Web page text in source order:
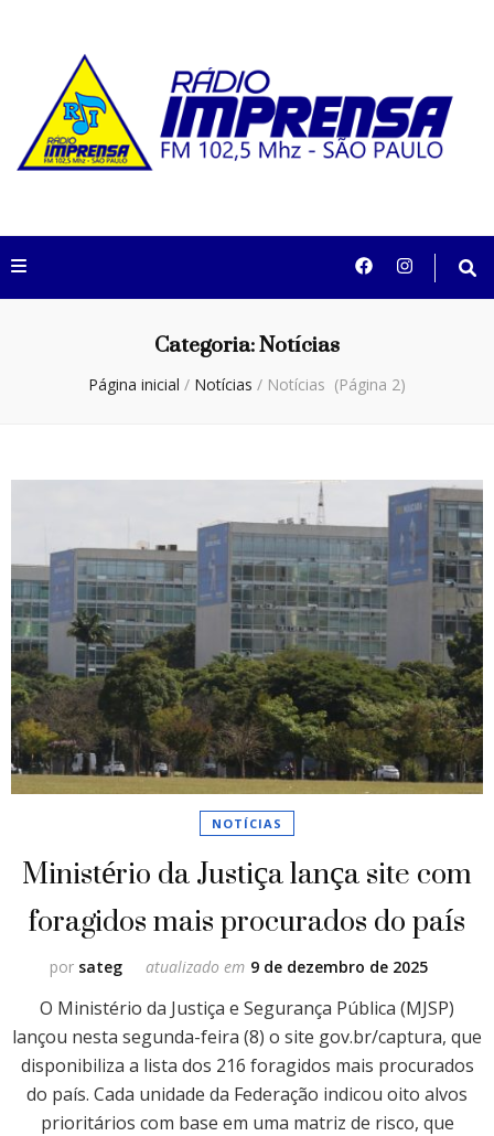
Rádio Imprensa
102,5 São Paulo
Categoria:Notícias
Página inicial / Notícias / Notícias (Página 2)
NOTÍCIAS
Ministério da Justiça lança site com
foragidos mais procurados do país
por sateg atualizado em 9 de dezembro de 2025
O Ministério da Justiça e Segurança Pública (MJSP)
lançou nesta segunda-feira (8) o site ‪gov.br/captura‬, que
disponibiliza a lista dos 216 foragidos mais procurados
do país. Cada unidade da Federação indicou oito alvos
prioritários com base em uma matriz de risco, que